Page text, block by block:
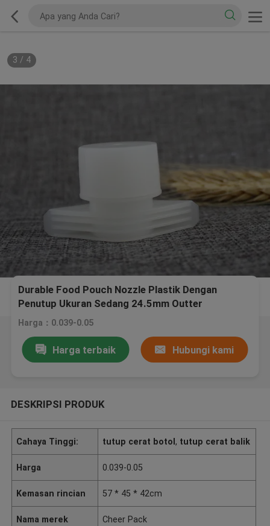
3 / 4
Durable Food Pouch Nozzle Plastik Dengan
Penutup Ukuran Sedang 24.5mm Outter
Harga：0.039-0.05
Harga terbaik Hubungi kami
DESKRIPSI PRODUK
Cahaya Tinggi: tutup cerat botol, tutup cerat balik
Harga 0.039-0.05
Kemasan rincian 57 * 45 * 42cm
Nama merek Cheer Pack